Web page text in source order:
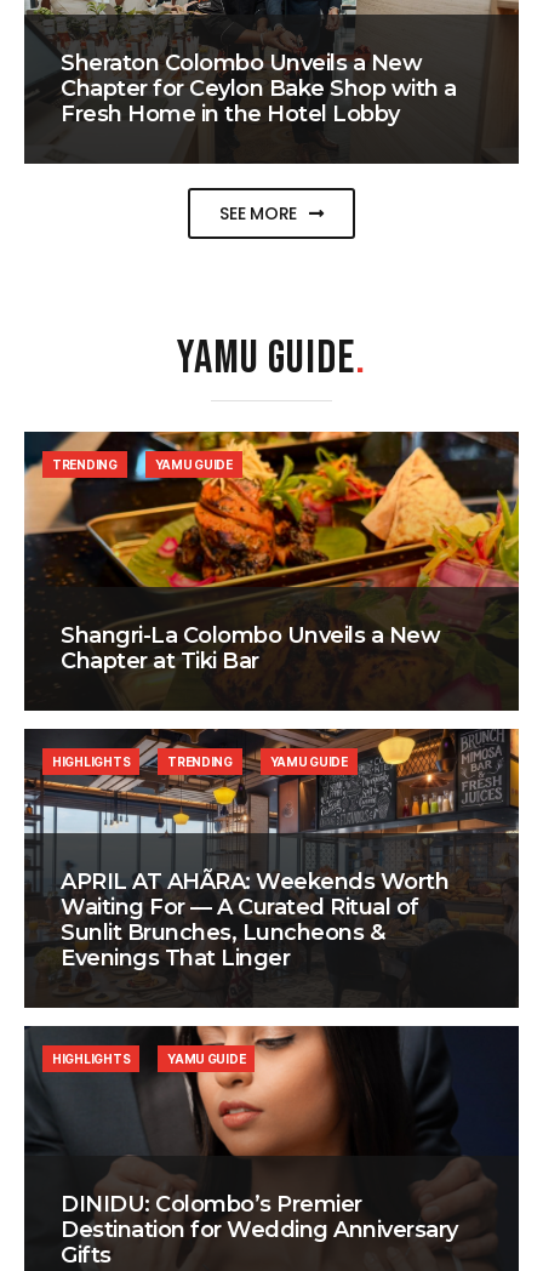
Sheraton Colombo Unveils a New
Chapter for Ceylon Bake Shop with a
Fresh Home in the Hotel Lobby
SEE MORE
YAMU GUIDE.
Shangri-La Colombo Unveils a New
Chapter at Tiki Bar
TRENDING YAMU GUIDE
APRIL AT AHÃRA: Weekends Worth
Waiting For — A Curated Ritual of
Sunlit Brunches, Luncheons &
Evenings That Linger
HIGHLIGHTS TRENDING YAMU GUIDE
DINIDU: Colombo’s Premier
Destination for Wedding Anniversary
Gifts
HIGHLIGHTS YAMU GUIDE